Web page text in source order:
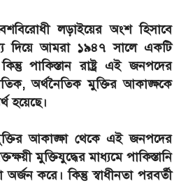
লড়াইয়ের অংশ হিসাবে
দিয়ে আমরা ১৯৪৭ সালে একটি
পাকিস্তান রাষ্ট্র এই জনপদের
অর্থনৈতিক মুক্তির আকাঙ্ক্ষকে
হয়েছে।
আকাঙ্ক্ষা থেকে এই জনপদের
মুক্তিযুদ্ধের মাধ্যমে পাকিস্তানি
অর্জন করে। কিন্তু স্বাধীনতা পরবর্তী